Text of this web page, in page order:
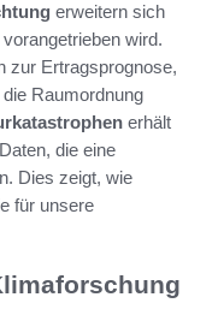
erweitern sich
wird.
zur Ertragsprognose,
Raumordnung
erhält
die eine
Dies zeigt, wie
für unsere